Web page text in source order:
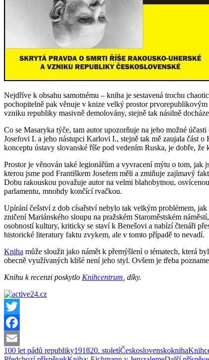
Nejdříve k obsahu samotnému – kniha je sestavená trochu
pochopitelně pak věnuje v knize velký prostor
vzniku republiky masivně demolovány, stejně tak násilně
Co se Masaryka týče, tam autor upozorňuje na jeho možné
Josefovi I. a jeho nástupci Karlovi I., stejně tak mě zaujala část
konceptu ústavy slovanské říše pod vedením Ruska, je dobře,
Prostor je věnován také legionářům a vyvracení mýtu o tom,
kterou jsme pod Františkem Josefem měli a zmiňuje zajímavý
Dobu rakouskou považuje autor na velmi blahobytnou,
parlamentu, mnohdy končící rvačkou.
Upírání češství z dob císařství nebylo tak velkým problémem,
zničení Mariánského sloupu na pražském Staroměstském
osobností kultury, kriticky se staví k Benešovi a nabízí čtenáři
historické literatury faktu zvykem, ale v tomto případě to nevadí.
Kniha může sloužit jako námět k přemýšlení o tématech, která
obecně využívaných klišé není jeho styl. Ovšem je třeba
Knihu k recenzi poskytlo Knihcentrum , díky.
Twitter
Facebook
Email
100 let pádů republiky191820. stoletíČeskoslovenskokniha